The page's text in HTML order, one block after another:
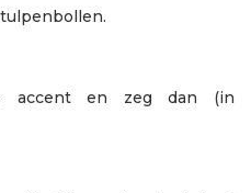
accent en zeg dan (in